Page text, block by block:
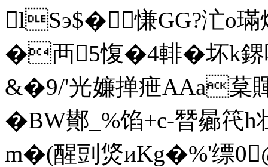
lSэ$�慊GG?汒o璊
�襾5愎�4輫�坏k
&�9/'光嬚掸疶AAa葈
�BW鄼_%馅+c-朁曏
m�(醒剅焂иKg�%'缥